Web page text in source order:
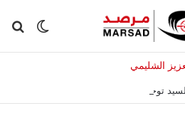
الوضع